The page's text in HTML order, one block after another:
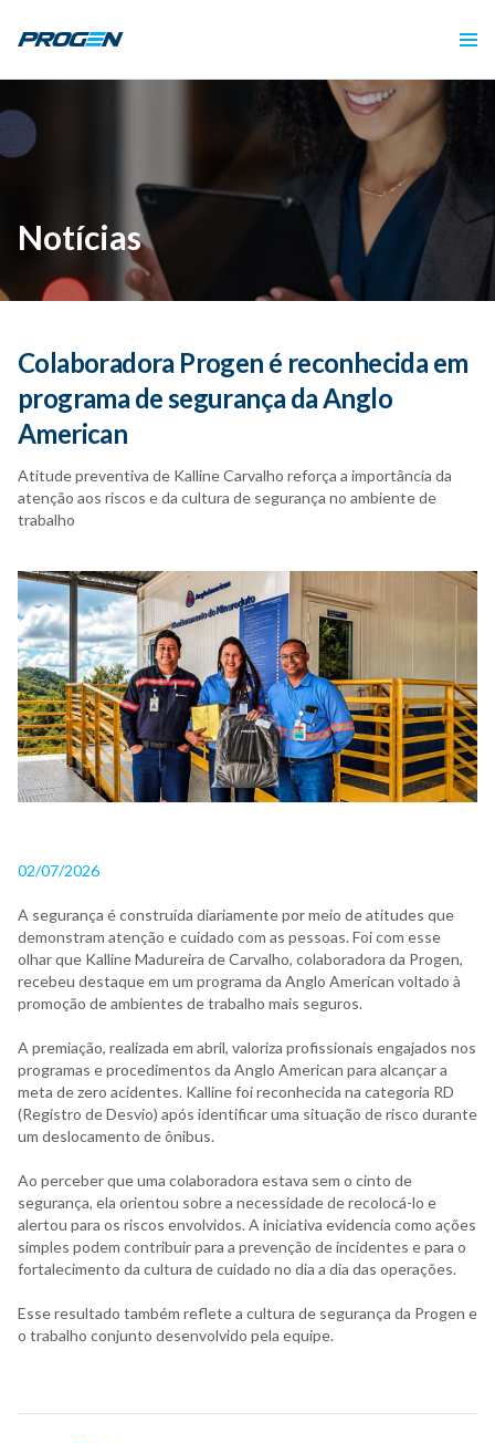
Notícias
Colaboradora Progen é reconhecida em
programa de segurança da Anglo
American
Atitude preventiva de Kalline Carvalho reforça a importância da
atenção aos riscos e da cultura de segurança no ambiente de
trabalho
02/07/2026
A segurança é construída diariamente por meio de atitudes que
demonstram atenção e cuidado com as pessoas. Foi com esse
olhar que Kalline Madureira de Carvalho, colaboradora da Progen,
recebeu destaque em um programa da Anglo American voltado à
promoção de ambientes de trabalho mais seguros.
A premiação, realizada em abril, valoriza profissionais engajados nos
programas e procedimentos da Anglo American para alcançar a
meta de zero acidentes. Kalline foi reconhecida na categoria RD
(Registro de Desvio) após identificar uma situação de risco durante
um deslocamento de ônibus.
Ao perceber que uma colaboradora estava sem o cinto de
segurança, ela orientou sobre a necessidade de recolocá-lo e
alertou para os riscos envolvidos. A iniciativa evidencia como ações
simples podem contribuir para a prevenção de incidentes e para o
fortalecimento da cultura de cuidado no dia a dia das operações.
Esse resultado também reflete a cultura de segurança da Progen e
o trabalho conjunto desenvolvido pela equipe.